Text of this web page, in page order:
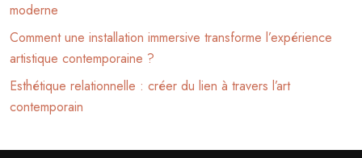
moderne
Comment une installation immersive transforme l’expérience
artistique contemporaine ?
Esthétique relationnelle : créer du lien à travers l’art
contemporain